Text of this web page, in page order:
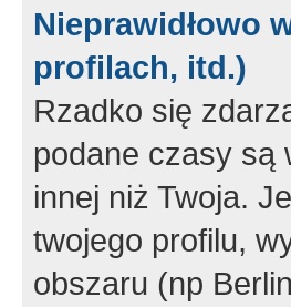
Nieprawidłowo
profilach, itd.)
Rzadko się
podane czasy są
innej niż Twoja.
twojego profilu,
obszaru (np